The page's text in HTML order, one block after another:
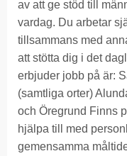
av att ge stöd till
vardag. Du arbetar
tillsammans med
att stötta dig i det
erbjuder jobb på är:
(samtliga orter)
och Öregrund Finns
hjälpa till med
gemensamma